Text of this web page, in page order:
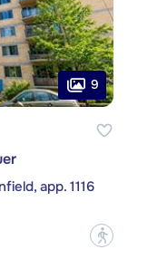
9
app. 1116
?